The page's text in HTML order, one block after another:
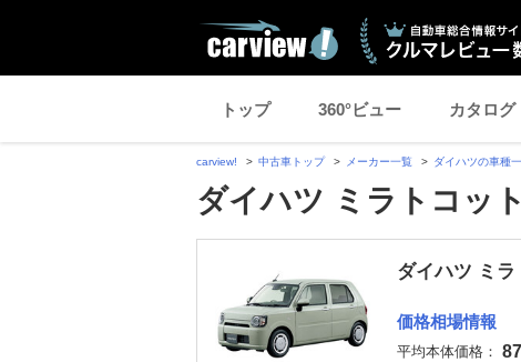
トップ 360°ビュー カタログ
carview! 中古車トップ メーカー一覧 ダイハツの車種
ダイハツ ミラトコッ
ダイハツ ミ
価格相場情報
平均本体価格：